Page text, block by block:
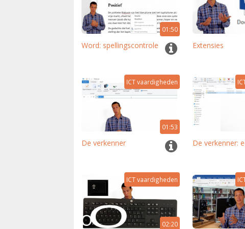
01:50
Word: spellingscontrole Extensies
ICT vaardigheden
01:53
De verkenner De verkenner:
ICT vaardigheden
02:20